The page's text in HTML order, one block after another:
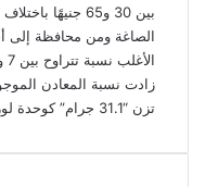
بين 30 و65
الصاغة ومن محافظة إلى
زادت نسبة المعادن
تزن “31.1 جرام” كوحدة لوزن الحلي وسبائك الذهب.